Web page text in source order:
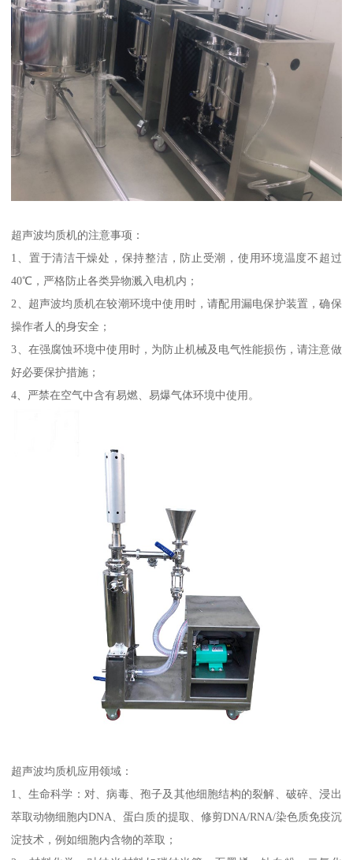
超声波均质机的注意事项：
1、置于清洁干燥处，保持整洁，防止受潮，使用环境温度不超过
40℃，严格防止各类异物溅入电机内；
2、超声波均质机在较潮环境中使用时，请配用漏电保护装置，确保
操作者人的身安全；
3、在强腐蚀环境中使用时，为防止机械及电气性能损伤，请注意做
好必要保护措施；
4、严禁在空气中含有易燃、易爆气体环境中使用。
超声波均质机应用领域：
1、生命科学：对、病毒、孢子及其他细胞结构的裂解、破碎、浸出
萃取动物细胞内DNA、蛋白质的提取、修剪DNA/RNA/染色质免疫沉
淀技术，例如细胞内含物的萃取；